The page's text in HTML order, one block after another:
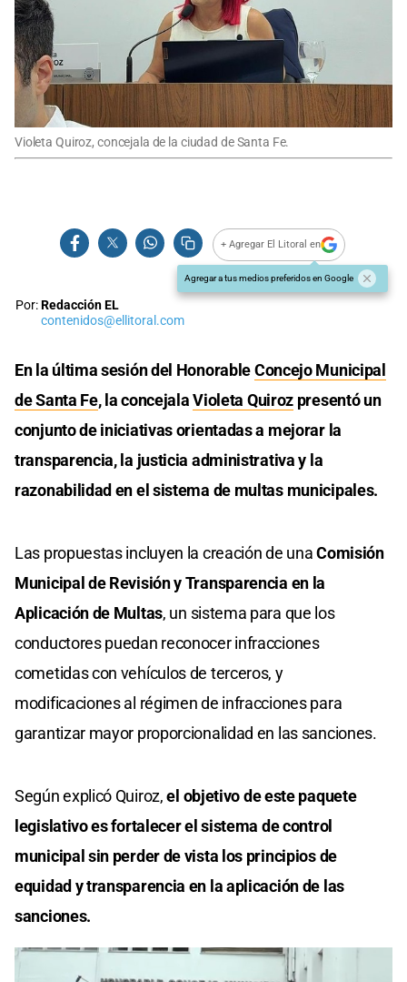
Violeta Quiroz, concejala de la ciudad de Santa Fe.
+ Agregar El Litoral en
Agregar a tus medios preferidos en Google
Por:Redacción EL
contenidos@ellitoral.com
En la última sesión del HonorableConcejo Municipal
de Santa Fe, la concejalaVioleta Quiroz presentó un
conjunto de iniciativas orientadas a mejorar la
transparencia, la justicia administrativa y la
razonabilidad en el sistema de multas municipales.
Las propuestas incluyen la creación de unaComisión
Municipal de Revisión y Transparencia en la
Aplicación de Multas, un sistema para que los
conductores puedan reconocer infracciones
cometidas con vehículos de terceros, y
modificaciones al régimen de infracciones para
garantizar mayor proporcionalidad en las sanciones.
Según explicó Quiroz,el objetivo de este paquete
legislativo es fortalecer el sistema de control
municipal sin perder de vista los principios de
equidad y transparencia en la aplicación de las
sanciones.